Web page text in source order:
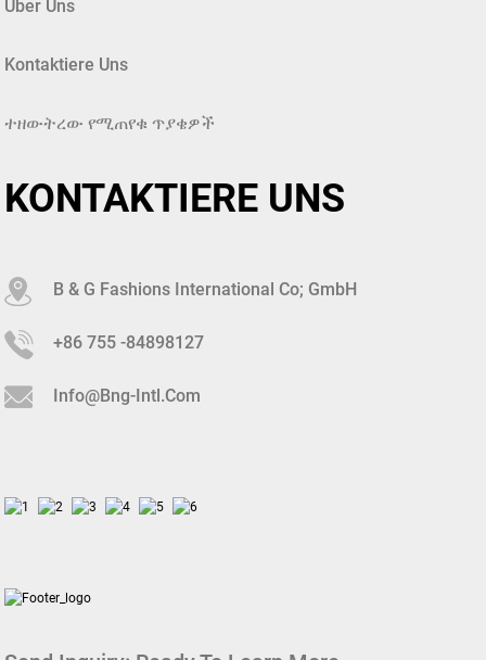
Über Uns
Kontaktiere Uns
ተዘውትረው የሚጠየቁ ጥያቄዎች
KONTAKTIERE UNS
B & G Fashions International Co; GmbH
+86 755 -84898127
Info@bng-Intl.com